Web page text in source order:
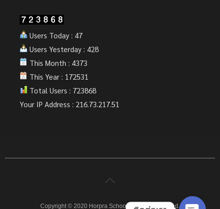
Users Today : 47
Users Yesterday : 428
This Month : 4373
This Year : 172531
Total Users : 723868
Your IP Address : 216.73.217.51
Copyright © 2020 Horpra School. All rights reserved.